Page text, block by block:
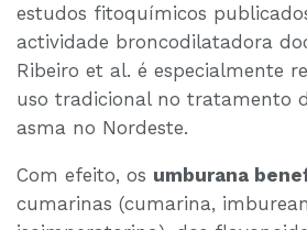
estudos fitoquímicos
actividade broncodilatadora
Ribeiro et al. é especialmente
uso tradicional no tratamento
asma no Nordeste.
Com efeito, os umburana
cumarinas (cumarina,